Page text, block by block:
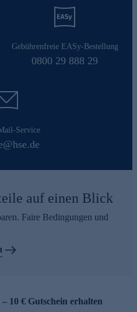
Gebührenfreie EASy-Bestellung
0800 29 888 29
Service
auf einen Blick
Faire Bedingungen und
10 € Gutschein erhalten